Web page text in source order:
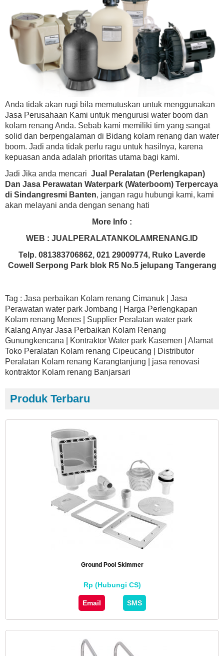
Anda tidak akan rugi bila memutuskan untuk menggunakan
Jasa Perusahaan Kami untuk mengurusi water boom dan
kolam renang Anda. Sebab kami memiliki tim yang sangat
solid dan berpengalaman di Bidang kolam renang dan water
boom. Jadi anda tidak perlu ragu untuk hasilnya, karena
kepuasan anda adalah prioritas utama bagi kami.
Jadi Jika anda mencari Jual Peralatan (Perlengkapan)
Dan Jasa Perawatan Waterpark (Waterboom) Terpercaya
di Sindangresmi Banten, jangan ragu hubungi kami, kami
akan melayani anda dengan senang hati
More Info :
WEB : JUALPERALATANKOLAMRENANG.ID
Telp. 081383706862, 021 29009774, Ruko Laverde
Cowell Serpong Park blok R5 No.5 jelupang Tangerang
Tag : Jasa perbaikan Kolam renang Cimanuk | Jasa
Perawatan water park Jombang | Harga Perlengkapan
Kolam renang Menes | Supplier Peralatan water park
Kalang Anyar Jasa Perbaikan Kolam Renang
Gunungkencana | Kontraktor Water park Kasemen | Alamat
Toko Peralatan Kolam renang Cipeucang | Distributor
Peralatan Kolam renang Karangtanjung | jasa renovasi
kontraktor Kolam renang Banjarsari
Produk Terbaru
Ground Pool Skimmer
Rp (Hubungi CS)
Email SMS